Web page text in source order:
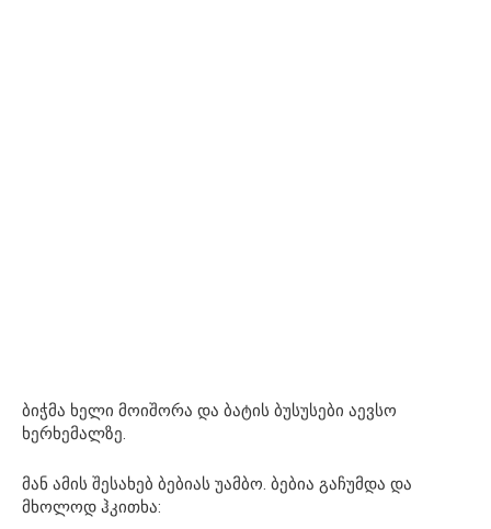
ბიჭმა ხელი მოიშორა და ბატის ბუსუსები აევსო
ხერხემალზე.
მან ამის შესახებ ბებიას უამბო. ბებია გაჩუმდა და
მხოლოდ ჰკითხა: